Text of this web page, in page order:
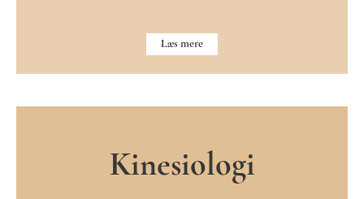
Læs mere
Kinesiologi